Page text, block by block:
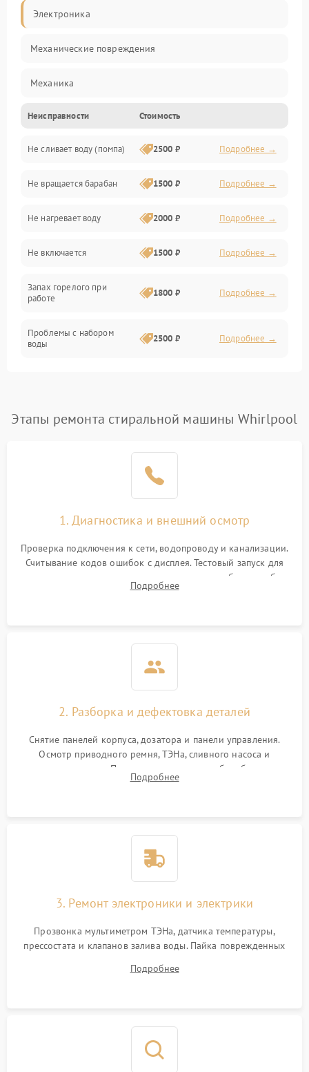
Электроника
Механические повреждения
Механика
Электропитание
Водоснабжение
Слив
Программное обеспечение
Неисправности Стоимость
Не сливает воду (помпа) 2500 ₽ Подробнее →
Не вращается барабан 1500 ₽ Подробнее →
Не нагревает воду 2000 ₽ Подробнее →
Не включается 1500 ₽ Подробнее →
Запах горелого при
работе
1800 ₽ Подробнее →
Проблемы с набором
воды
2500 ₽ Подробнее →
2200 ₽ Подробнее →
Этапы ремонта стиральной машины Whirlpool
1. Диагностика и внешний осмотр
Проверка подключения к сети, водопроводу и канализации.
Считывание кодов ошибок с дисплея. Тестовый запуск для
выявления посторонних шумов, протечек или сбоев в работе
электронного модуля управления.
Подробнее
2. Разборка и дефектовка деталей
Снятие панелей корпуса, дозатора и панели управления.
Осмотр приводного ремня, ТЭНа, сливного насоса и
амортизаторов. Проверка подшипников барабана и
крестовины на износ, а манжеты люка на разрывы.
Подробнее
3. Ремонт электроники и электрики
Прозвонка мультиметром ТЭНа, датчика температуры,
прессостата и клапанов залива воды. Пайка поврежденных
Восстановление целостности проводки и контактов.
Подробнее